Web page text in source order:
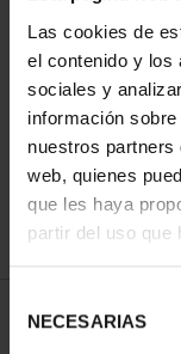
Las cookies de
el contenido y los
sociales y
información
nuestros
web, quienes
que les haya
partir del uso que
NECESARIAS
ORDENAR POR:
1 Productos